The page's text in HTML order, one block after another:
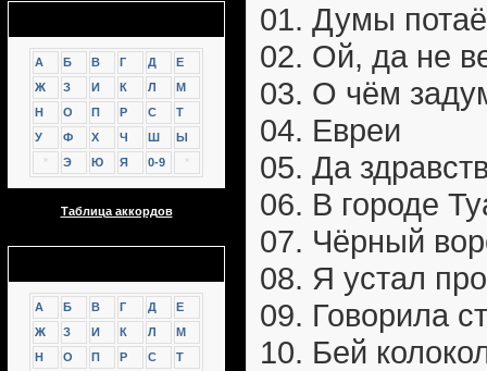
А Б В Г Д
Е
Ж
З И К Л
М
Н
О П Р С
Т
У
Ф Х Ч Ш
Ы
Э Ю Я 0-9
Таблица аккордов
А Б В Г Д
Е
Ж
З И К Л
М
Н
О П Р С
Т
01. Думы
02. Ой, да не
03. О чём
04. Евреи
05. Да
06. В городе
07. Чёрный
08. Я устал
09. Говорила
10. Бей